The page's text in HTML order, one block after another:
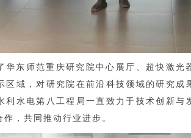
华东师范重庆研究院中心展厅、超快激光
区域，对研究院在前沿科技领域的研究成
利水电第八工程局一直致力于技术创新与
，共同推动行业进步。